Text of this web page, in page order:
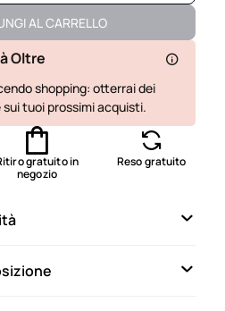
Mostra articoli simili
Disponibile
Mostra articoli simili
Mostra articoli simili
Mostra articoli simili
AL CARRELLO
Oltre
shopping: otterrai dei
tuoi prossimi acquisti.
gratuito in
negozio
Reso gratuito